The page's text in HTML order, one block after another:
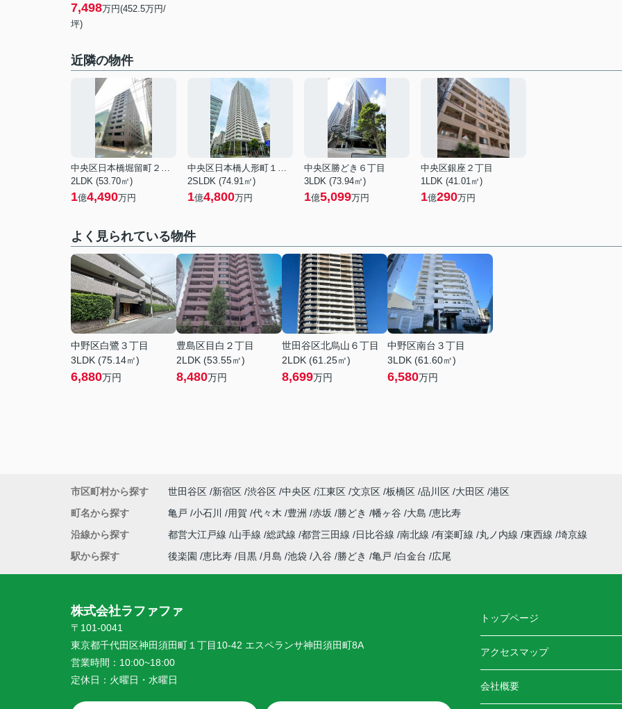
7,498万円(452.5万円/
坪)
近隣の物件
中央区日本橋堀留町２丁目
2LDK (53.70㎡)
1億4,490万円
中央区日本橋人形町１丁目
2SLDK (74.91㎡)
1億4,800万円
中央区勝どき６丁目
3LDK (73.94㎡)
1億5,099万円
中央区銀座２丁目
1LDK (41.01㎡)
1億290万円
よく見られている物件
中野区白鷺３丁目
3LDK (75.14㎡)
6,880万円
豊島区目白２丁目
2LDK (53.55㎡)
8,480万円
世田谷区北烏山６丁目
2LDK (61.25㎡)
8,699万円
中野区南台３丁目
3LDK (61.60㎡)
6,580万円
市区町村から探す 世田谷区 新宿区 渋谷区 中央区 江東区 文京区 板橋区 品川区 大田区 港区
町名から探す
亀戸 小石川 用賀 代々木 豊洲 赤坂 勝どき 幡ヶ谷 大島 恵比寿
沿線から探す
都営大江戸線 山手線 総武線 都営三田線 日比谷線 南北線 有楽町線 丸ノ内線 東西線 埼京線
駅から探す
後楽園 恵比寿 目黒 月島 池袋 入谷 勝どき 亀戸 白金台 広尾
株式会社ラファファ
〒101-0041
東京都千代田区神田須田町１丁目10-42 エスペランサ神田須田町8A
営業時間： 10:00~18:00
定休日： 火曜日・水曜日
トップページ
アクセスマップ
会社概要